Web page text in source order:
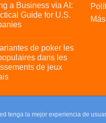
a Business via AI:
Guide for U.S.
de poker les
dans les
de jeux
©Parafrikis.com
tenga la mejor experiencia de